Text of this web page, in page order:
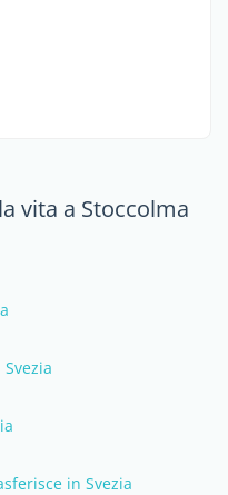
vita a Stoccolma
in Svezia